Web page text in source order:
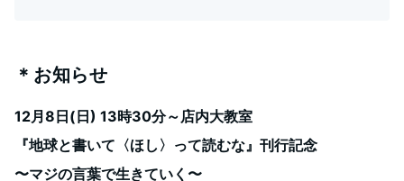
＊お知らせ
12月8日(日) 13時30分～店内大教室
『地球と書いて〈ほし〉って読むな』刊行記念
〜マジの言葉で生きていく〜